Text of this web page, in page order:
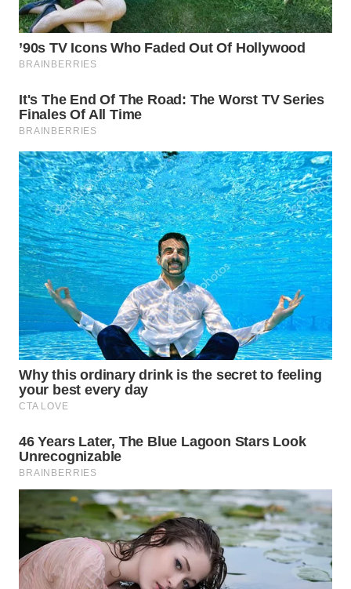
WN
TEBING
TINGGI
WN
PAKPAK
WN
KARAWANG
WN
BEKASI
WN
BOGOR
WN
DEPOK
WN
TAPANULI
WN
SAMOSIR
WN
PADANG
LAWAS